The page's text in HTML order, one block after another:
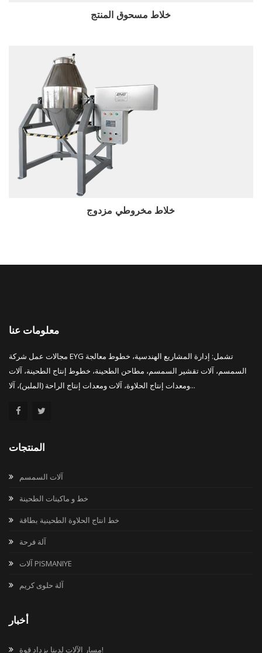
خلاط مسحوق المنتج
خلاط مخروطي مزدوج
معلومات عنا
مجالات عمل شركة EYG تشمل: إدارة المشاريع الهندسية، خطوط معالجة
السمسم، آلات تقشير السمسم، مطاحن الطحينة، خطوط إنتاج الطحينة، آلات
ومعدات إنتاج الحلاوة، آلات ومعدات إنتاج الراحة (الملبن)، آلا...
المنتجات
آلات السمسم
خط و ماكينات الطحينة
خط انتاج الحلاوة الطحينية بطاقة
آلة فرحة
آلات PISMANIYE
آلة حلوى كريم
أخبار
مسار الآلات لدينا يزداد قوة!